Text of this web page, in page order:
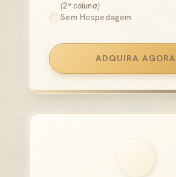
(2ª coluna)
Sem Hospedagem
ADQUIRA AGORA